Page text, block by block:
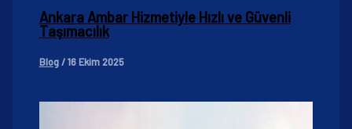
Ankara Ambar Hizmetiyle Hızlı ve Güvenli
Taşımacılık
Blog/16 Ekim 2025